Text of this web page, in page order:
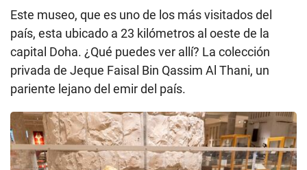
Este museo, que es uno de los más visitados del
país, esta ubicado a 23 kilómetros al oeste de la
capital Doha. ¿Qué puedes ver allí? La colección
privada de Jeque Faisal Bin Qassim Al Thani, un
pariente lejano del emir del país.